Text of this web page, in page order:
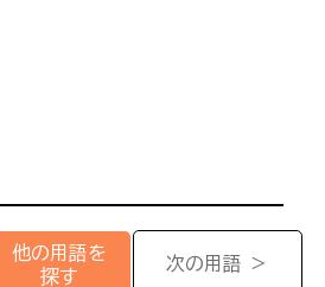
他の用語を
探す
次の用語 ＞